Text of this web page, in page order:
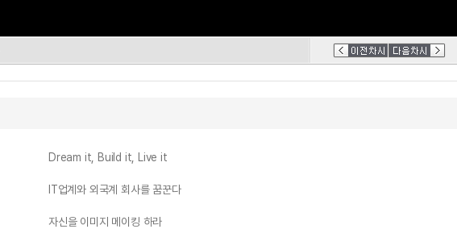
Dream it, Build it, Live it
IT업계와 외국계 회사를 꿈꾼다
자신을 이미지 메이킹 하라